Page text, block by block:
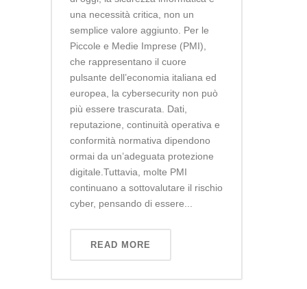
una necessità critica, non un
semplice valore aggiunto. Per le
Piccole e Medie Imprese (PMI),
che rappresentano il cuore
pulsante dell’economia italiana ed
europea, la cybersecurity non può
più essere trascurata. Dati,
reputazione, continuità operativa e
conformità normativa dipendono
ormai da un’adeguata protezione
digitale.Tuttavia, molte PMI
continuano a sottovalutare il rischio
cyber, pensando di essere...
READ MORE